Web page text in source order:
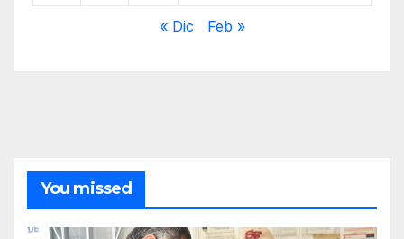
« Dic Feb »
You missed